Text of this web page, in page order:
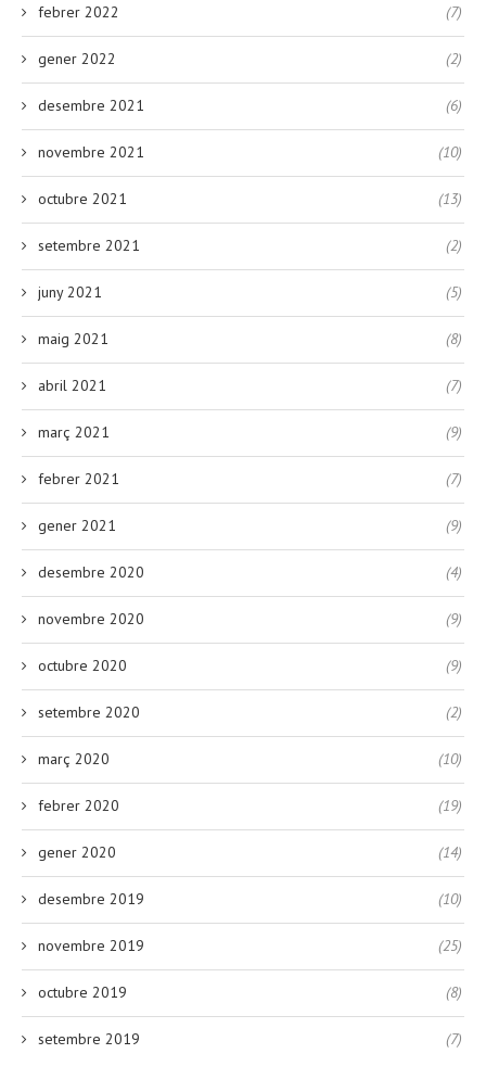
febrer 2022 (7)
gener 2022 (2)
desembre 2021 (6)
novembre 2021 (10)
octubre 2021 (13)
setembre 2021 (2)
juny 2021 (5)
maig 2021 (8)
abril 2021 (7)
març 2021 (9)
febrer 2021 (7)
gener 2021 (9)
desembre 2020 (4)
novembre 2020 (9)
octubre 2020 (9)
setembre 2020 (2)
març 2020 (10)
febrer 2020 (19)
gener 2020 (14)
desembre 2019 (10)
novembre 2019 (25)
octubre 2019 (8)
setembre 2019 (7)